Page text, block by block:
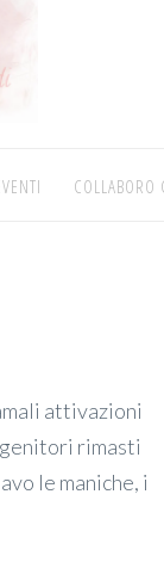
COLLABORO
attivazioni
rimasti
le maniche, i